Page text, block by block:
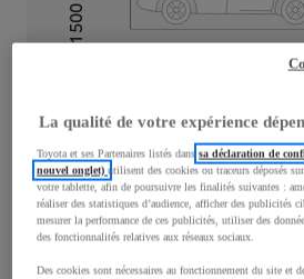
Hauteur1 500
Largeur
1 745mm
La qualité de votre expérience
Toyota et ses Partenaires listés danssa déclaration de
nouvel onglet)utilisent des cookies ou traceurs déposés
votre tablette, afin de poursuivre les finalités suivantes :
réaliser des statistiques d’audience, afficher des publicités
mesurer la performance de ces publicités, utiliser des
des fonctionnalités relatives aux réseaux sociaux.
Des cookies sont nécessaires au fonctionnement du site et